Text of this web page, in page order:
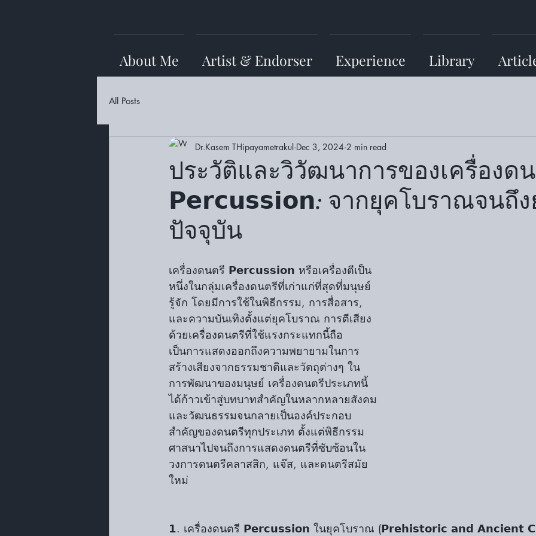
About Me Artist & Endorser Experience Library
All Posts
ประวัติและวิวัฒนาการของเครื่องด
𝗣𝗲𝗿𝗰𝘂𝘀𝘀𝗶𝗼𝗻: จากยุคโบราณจนถึง
ปัจจุบัน
Dr.Kasem THipayametrakul Dec 3, 2024 2 min read
เครื่องดนตรี 𝗣𝗲𝗿𝗰𝘂𝘀𝘀𝗶𝗼𝗻 หรือเครื่องตีเป็น
หนึ่งในกลุ่มเครื่องดนตรีที่เก่าแก่ที่สุดที่มนุษย์
รู้จัก โดยมีการใช้ในพิธีกรรม, การสื่อสาร,
และความบันเทิงตั้งแต่ยุคโบราณ การตีเสียง
ด้วยเครื่องดนตรีที่ใช้แรงกระแทกนี้ถือ
เป็นการแสดงออกถึงความพยายามในการ
สร้างเสียงจากธรรมชาติและวัตถุต่างๆ ใน
การพัฒนาของมนุษย์ เครื่องดนตรีประเภทนี้
ได้ก้าวเข้าสู่บทบาทสำคัญในหลากหลายสังคม
และวัฒนธรรมจนกลายเป็นองค์ประกอบ
สำคัญของดนตรีทุกประเภท ตั้งแต่พิธีกรรม
ศาสนาไปจนถึงการแสดงดนตรีที่ซับซ้อนใน
วงการดนตรีคลาสสิก, แจ๊ส, และดนตรีสมัย
ใหม่
𝟭. เครื่องดนตรี 𝗣𝗲𝗿𝗰𝘂𝘀𝘀𝗶𝗼𝗻 ในยุคโบราณ (𝗣𝗿𝗲𝗵𝗶𝘀𝘁𝗼𝗿𝗶𝗰 𝗮𝗻𝗱 𝗔𝗻𝗰𝗶𝗲𝗻𝘁